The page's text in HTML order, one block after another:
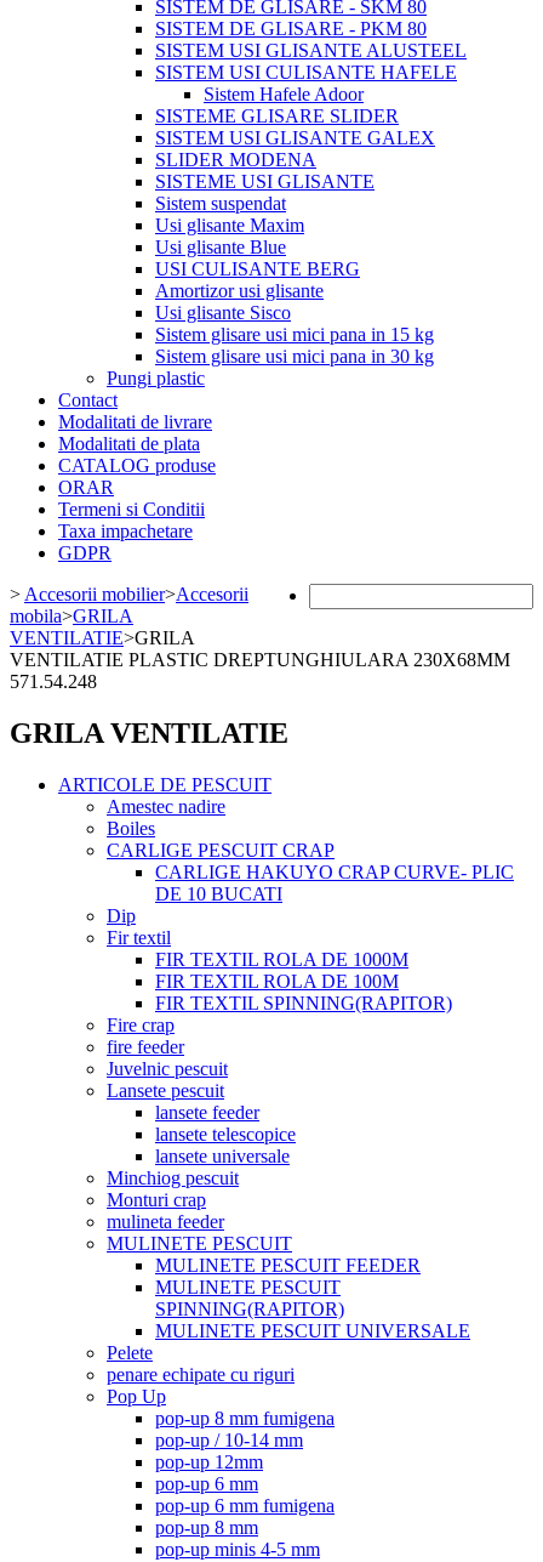
SISTEM DE GLISARE - SKM 80
SISTEM DE GLISARE - PKM 80
SISTEM USI GLISANTE ALUSTEEL
SISTEM USI CULISANTE HAFELE
Sistem Hafele Adoor
SISTEME GLISARE SLIDER
SISTEM USI GLISANTE GALEX
SLIDER MODENA
SISTEME USI GLISANTE
Sistem suspendat
Usi glisante Maxim
Usi glisante Blue
USI CULISANTE BERG
Amortizor usi glisante
Usi glisante Sisco
Sistem glisare usi mici pana in 15 kg
Sistem glisare usi mici pana in 30 kg
Pungi plastic
Contact
Modalitati de livrare
Modalitati de plata
CATALOG produse
ORAR
Termeni si Conditii
Taxa impachetare
GDPR
> Accesorii mobilier>Accesorii
mobila>GRILA
VENTILATIE>GRILA
VENTILATIE PLASTIC DREPTUNGHIULARA 230X68MM
571.54.248
GRILA VENTILATIE
ARTICOLE DE PESCUIT
Amestec nadire
Boiles
CARLIGE PESCUIT CRAP
CARLIGE HAKUYO CRAP CURVE- PLIC
DE 10 BUCATI
Dip
Fir textil
FIR TEXTIL ROLA DE 1000M
FIR TEXTIL ROLA DE 100M
FIR TEXTIL SPINNING(RAPITOR)
Fire crap
fire feeder
Juvelnic pescuit
Lansete pescuit
lansete feeder
lansete telescopice
lansete universale
Minchiog pescuit
Monturi crap
mulineta feeder
MULINETE PESCUIT
MULINETE PESCUIT FEEDER
MULINETE PESCUIT
SPINNING(RAPITOR)
MULINETE PESCUIT UNIVERSALE
Pelete
penare echipate cu riguri
Pop Up
pop-up 8 mm fumigena
pop-up / 10-14 mm
pop-up 12mm
pop-up 6 mm
pop-up 6 mm fumigena
pop-up 8 mm
pop-up minis 4-5 mm